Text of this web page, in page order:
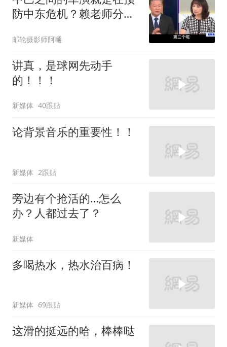
防中东危机？赖老师分析
邮轮摄影师阿嗵
讲真，是球网先动手
的！！！
新媒体 40跟贴
论背景音乐的重要性！！
新媒体 2跟贴
旁边有个抢活的…怎么
办？人都过去了？
新媒体
多喝热水，热水治百病！
新媒体 69跟贴
这滑的挺远的哈，棒棒哒